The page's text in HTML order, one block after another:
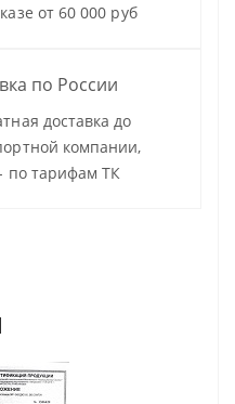
от 60 000 руб
по России
доставка до
компании,
по тарифам ТК